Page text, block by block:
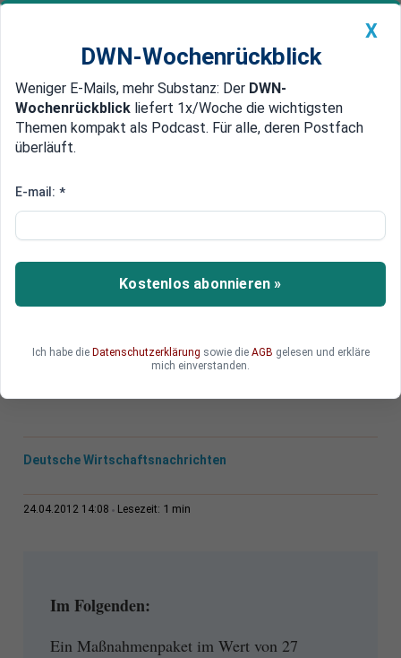
Newsticker MEIN DWN: Geldanlage Premium
Edelmetalle DWN-Magazin China
FinMin: „Situation ist schwierig und kompliziert"
Spanien: Regionen verstärken
Widerstand gegen Sparpaket
Die spanische Regierung will das von Brüssel
etliche Änderungsanträge gestellt. Die Situation
Deutsche Wirtschaftsnachrichten
24.04.2012 14:08 Lesezeit: 1 min
Im Folgenden:
Ein Maßnahmenpaket im Wert von 27
X
DWN-Wochenrückblick
Weniger E-Mails, mehr Substanz: Der DWN-
Wochenrückblick liefert 1x/Woche die wichtigsten
Themen kompakt als Podcast. Für alle, deren Postfach
überläuft.
E-mail: *
Kostenlos abonnieren »
Ich habe die Datenschutzerklärung sowie die AGB gelesen und erkläre
mich einverstanden.